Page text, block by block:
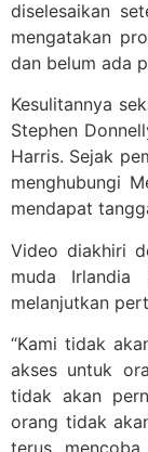
diselesaikan
mengatakan
dan belum ada
Kesulitannya
Stephen
Harris. Sejak
menghubungi
mendapat
Video diakhiri
muda
melanjutkan
“Kami tidak
akses untuk
tidak akan
orang tidak